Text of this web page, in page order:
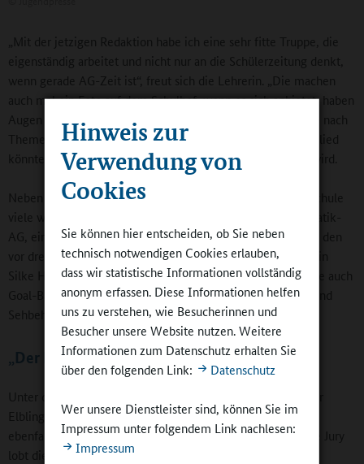
Hinweis zur
Verwendung von
Cookies
Sie können hier entscheiden, ob Sie neben
technisch notwendigen Cookies erlauben,
dass wir statistische Informationen vollständig
anonym erfassen. Diese Informationen helfen
uns zu verstehen, wie Besucherinnen und
Besucher unsere Website nutzen. Weitere
Informationen zum Datenschutz erhalten Sie
über den folgenden Link:
Datenschutz
Wer unsere Dienstleister sind, können Sie im
Impressum unter folgendem Link nachlesen:
Impressum
„Mit der jetzigen Redaktion habe ich eine sehr fitte Truppe, die
eigenständig arbeitet und nicht nur an die Schülerzeitung denkt,
wenn gerade AG-Zeit ist“, freut sich die Lehrerin. „Die machen
auch mal ein Foto auf dem Schulhof, wenn es sich anbietet, haben
Augen und Ohren immer offen und sind stets auf der Suche nach
Themen. Es macht richtig Spaß.“ Bei einem Redaktionsmitglied
könnte sie sich vorstellen, dass er später einmal Journalist wird.
Neben der Schülerzeitung gibt es in der offenen Ganztagsschule
viele weitere Arbeitsgemeinschaften, darunter eine Informatik-
AG, eine Rhönrad-AG, eine Fußball-AG, eine Chor-AG oder den
vor drei Jahren wiederbelebten Schulgarten, der laut Lehrerin
Silke Hein „wieder sehr aktiv ist“. Gespielt wird in der Schule auch
Goal-Ball, ein paralympischer Mannschaftssport für Blinde und
Sehbehinderte.
„Der Elbling“: Von Wölfen und Schnecken
Unter den ausgezeichneten Schülerzeitungen war auch „Der
Elbling“ der Dresdner Grundschule „Elbtalkinder“. Er hatte
ebenfalls den Landeswettbewerb in Sachsen gewonnen. Die Jury
lobt die „originellen Artikel, die anschaulichen Bilder,